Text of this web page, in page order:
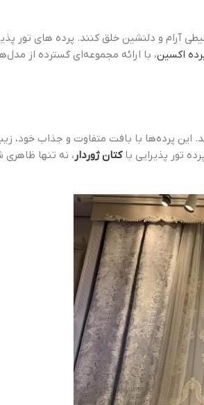
آرام و دلنشین خلق کنند. پرده های تور
اکسین، با ارائه مجموعه‌ای گسترده از
این پرده‌ها با بافت متفاوت و جذاب
تور پذیرایی باکتان ژوردار ، نه تنها